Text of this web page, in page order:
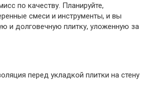
по качеству. Планируйте,
смеси и инструменты, и вы
и долговечную плитку, уложенную за
перед укладкой плитки на стену